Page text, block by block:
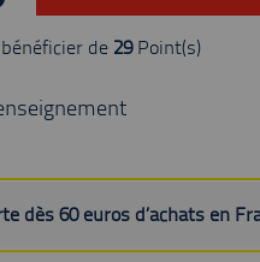
de 29Point(s)
dès 60 euros d’achats en